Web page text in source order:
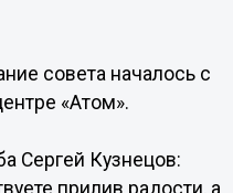
совета началось с
«Атом».
Сергей Кузнецов:
прилив радости, а